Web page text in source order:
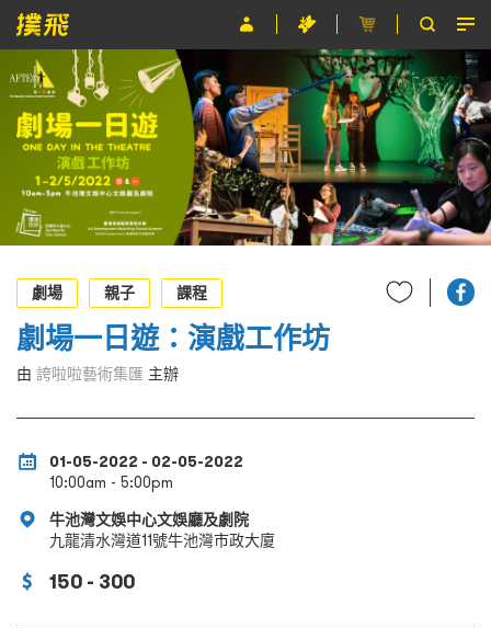
節目
主辦單位
關於撲飛
條款及細則
EN
劇場
親子 課程
劇場一日遊：演戲工作坊
由 誇啦啦藝術集匯 主辦
01-05-2022 - 02-05-2022
10:00am - 5:00pm
牛池灣文娛中心文娛廳及劇院
九龍清水灣道11號牛池灣市政大廈
150 - 300